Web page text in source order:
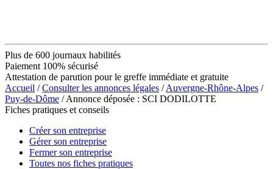
Plus de 600 journaux habilités
Paiement 100% sécurisé
Attestation de parution pour le greffe immédiate et gratuite
Accueil /Consulter les annonces légales /Auvergne-Rhône-Alpes /
Puy-de-Dôme / Annonce déposée : SCI DODILOTTE
Fiches pratiques et conseils
Créer son entreprise
Gérer son entreprise
Fermer son entreprise
Toutes nos fiches pratiques